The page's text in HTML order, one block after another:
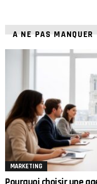
A NE PAS MANQUER
MARKETING